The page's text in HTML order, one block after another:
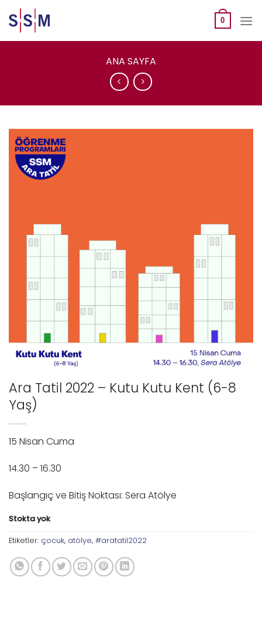
to
content
0
ANA SAYFA
Ara Tatil 2022 – Kutu Kutu Kent (6-8
Yaş)
15 Nisan Cuma
14.30 – 16.30
Başlangıç ve Bitiş Noktası: Sera Atölye
Stokta yok
Etiketler: çocuk, atölye, #aratatil2022